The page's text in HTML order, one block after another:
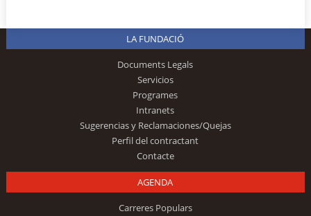
LA FUNDACIÓ
Documents Legals
Servicios
Programes
Intranets
Sugerencias y Reclamaciones/Quejas
Perfil del contractant
Contacte
AGENDA
Carreres Populars